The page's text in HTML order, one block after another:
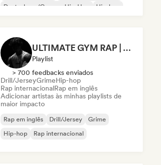
Deutschrap/German Hip-Hop
Hip-hop
ULTIMATE GYM RAP | WORKOUT PLAYLIST 2026 🔥
Playlist
> 700 feedbacks enviados
Drill/JerseyGrimeHip-hop
Rap internacionalRap em inglês
Adicionar artistas às minhas playlists de
maior impacto
Rap em inglês Drill/Jersey
Grime
Hip-hop
Rap internacional